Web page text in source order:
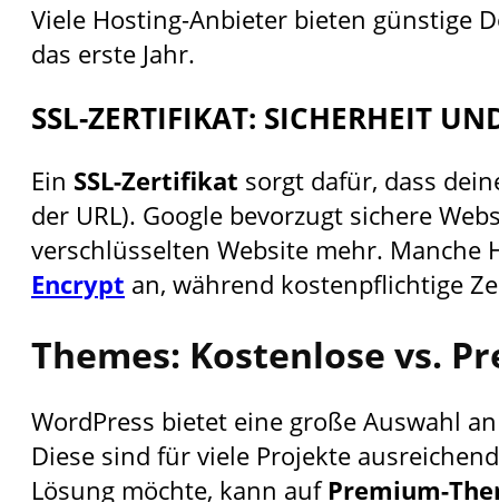
Viele Hosting-Anbieter bieten günstige
das erste Jahr.
SSL-ZERTIFIKAT: SICHERHEIT
Ein SSL-Zertifikat sorgt dafür, dass
der URL). Google bevorzugt sichere
verschlüsselten Website mehr.
Encrypt an, während kostenpflichtige
Themes: Kostenlose vs.
WordPress bietet eine große Auswahl
Diese sind für viele Projekte
Lösung möchte, kann aufPremium-